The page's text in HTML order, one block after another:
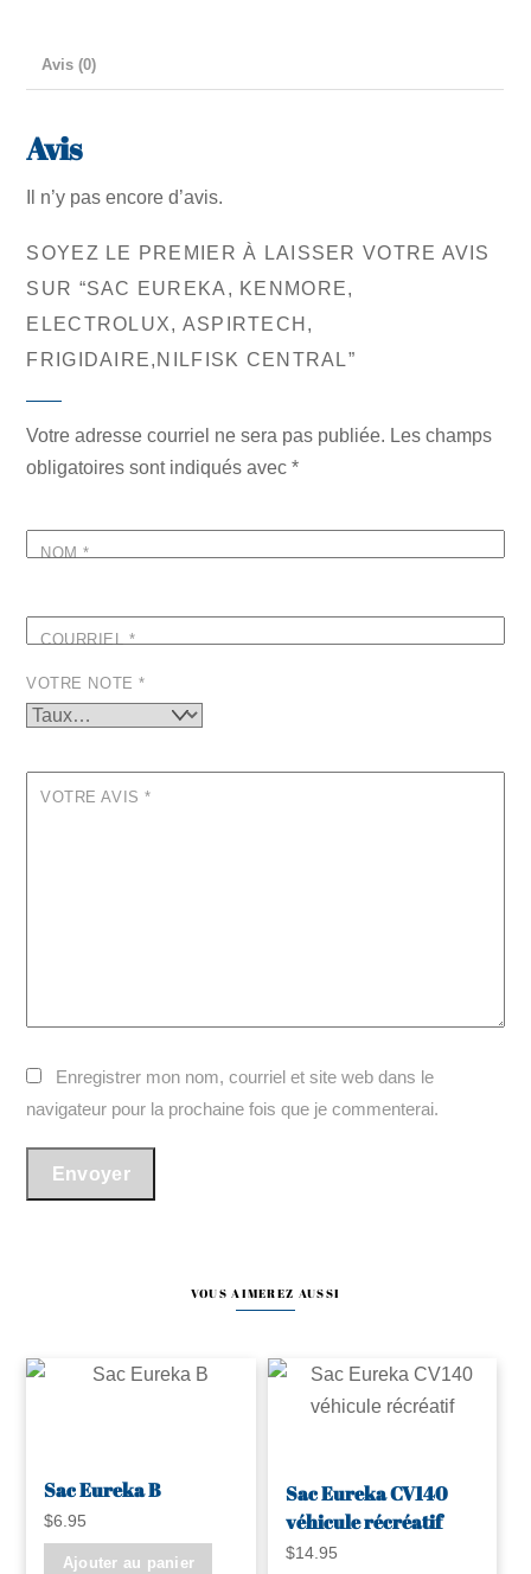
central
Avis (0)
Avis
Il n’y pas encore d’avis.
SOYEZ LE PREMIER À LAISSER VOTRE AVIS
SUR “SAC EUREKA, KENMORE,
ELECTROLUX, ASPIRTECH,
FRIGIDAIRE,NILFISK CENTRAL”
Votre adresse courriel ne sera pas publiée. Les champs
obligatoires sont indiqués avec*
NOM*
COURRIEL*
VOTRE NOTE*
VOTRE AVIS*
Enregistrer mon nom, courriel et site web dans le
navigateur pour la prochaine fois que je commenterai.
VOUS AIMEREZ AUSSI
Sac Eureka B
$6.95
Ajouter au panier
Sac Eureka CV140
véhicule récréatif
$14.95